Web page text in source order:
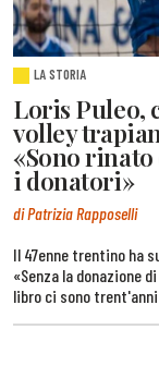
LA STORIA
Loris Puleo,
volley
«Sono
i donatori»
di Patrizia Rapposelli
Il 47enne trentino ha
«Senza la donazione
libro ci sono